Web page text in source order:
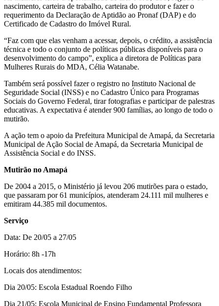
nascimento, carteira de trabalho, carteira do produtor e fazer o
requerimento da Declaração de Aptidão ao Pronaf (DAP) e do
Certificado de Cadastro do Imóvel Rural.
“Faz com que elas venham a acessar, depois, o crédito, a assistência
técnica e todo o conjunto de políticas públicas disponíveis para o
desenvolvimento do campo”, explica a diretora de Políticas para
Mulheres Rurais do MDA, Célia Watanabe.
Também será possível fazer o registro no Instituto Nacional de
Seguridade Social (INSS) e no Cadastro Único para Programas
Sociais do Governo Federal, tirar fotografias e participar de palestras
educativas. A expectativa é atender 900 famílias, ao longo de todo o
mutirão.
A ação tem o apoio da Prefeitura Municipal de Amapá, da Secretaria
Municipal de Ação Social de Amapá, da Secretaria Municipal de
Assistência Social e do INSS.
Mutirão no Amapá
De 2004 a 2015, o Ministério já levou 206 mutirões para o estado,
que passaram por 61 municípios, atenderam 24.111 mil mulheres e
emitiram 44.385 mil documentos.
Serviço
Data: De 20/05 a 27/05
Horário: 8h -17h
Locais dos atendimentos:
Dia 20/05: Escola Estadual Roendo Filho
Dia 21/05: Escola Municipal de Ensino Fundamental Professora